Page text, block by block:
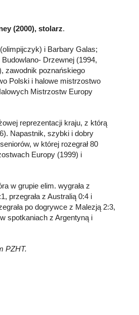
(2000), stolarz.
i Barbary Galas;
Drzewnej (1994,
zawodnik poznańskiego
Polski i halowe mistrzostwo
Mistrzostw Europy
reprezentacji kraju, z którą
Napastnik, szybki i dobry
w której rozegrał 80
Europy (1999) i
w grupie elim. wygrała z
przegrała z Australią 0:4 i
po dogrywce z Malezją 2:3,
spotkaniach z Argentyną i
PZHT.